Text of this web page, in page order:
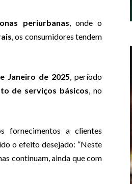
periurbanas, onde o
, os consumidores tendem
Janeiro de 2025, período
de serviços básicos, no
fornecimentos a clientes
o efeito desejado: “Neste
continuam, ainda que com